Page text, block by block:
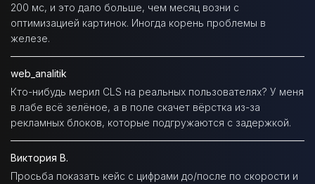
200 мс, и это дало больше, чем месяц возни с
оптимизацией картинок. Иногда корень проблемы в
железе.
web_analitik
Кто-нибудь мерил CLS на реальных пользователях? У меня
в лабе всё зелёное, а в поле скачет вёрстка из-за
рекламных блоков, которые подгружаются с задержкой.
Виктория В.
Просьба показать кейс с цифрами до/после по скорости и